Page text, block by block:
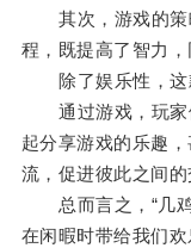
其次，游戏的策
程，既提高了智力，
除了娱乐性，这
通过游戏，玩家
起分享游戏的乐趣
流，促进彼此之间的
总而言之，“几鸡
在闲暇时带给我们